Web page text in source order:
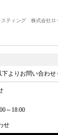
ティング 株式会社ロッ
よりお問い合わせ
～18:00
せ